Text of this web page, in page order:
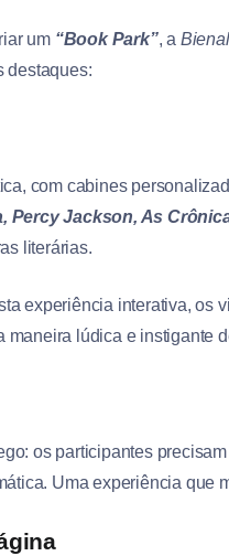
um “Book Park”, a Bienal
destaques:
com cabines
Percy Jackson, As
literárias.
experiência interativa, os
maneira lúdica e instigante
os participantes
Uma experiência que